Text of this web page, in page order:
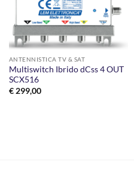
ANTENNISTICA TV & SAT
Multiswitch Ibrido dCss 4 OUT
SCX516
€299,00